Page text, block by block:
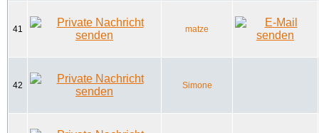
41 matze
42 Simone